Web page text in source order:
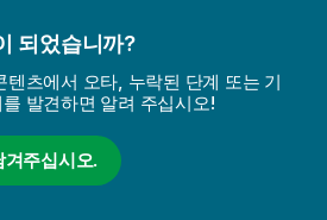
되었습니까?
텐츠에서 오타, 누락된 단계 또는 기
발견하면 알려 주십시오!
겨주십시오.